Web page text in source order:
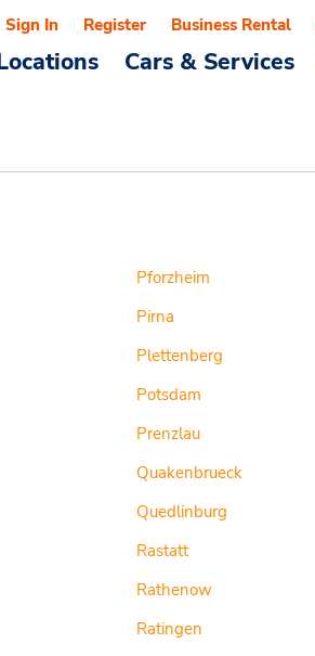
Cars & Services
Sign In Register Business Rental
Pforzheim
Pirna
Plettenberg
Potsdam
Prenzlau
Quakenbrueck
Quedlinburg
Rastatt
Rathenow
Ratingen